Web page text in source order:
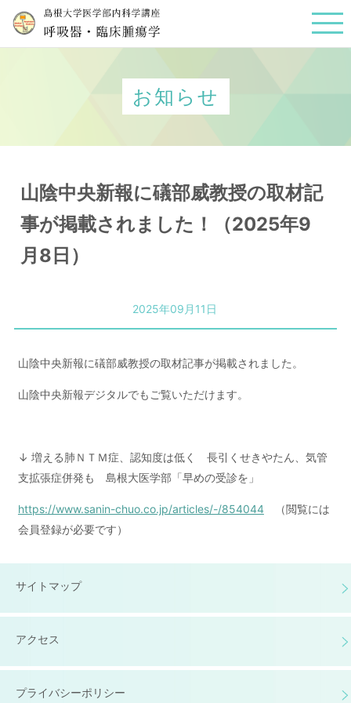
お知らせ
山陰中央新報に礒部威教授の取材記
事が掲載されました！（2025年9
月8日）
2025年09月11日
山陰中央新報に礒部威教授の取材記事が掲載されました。
山陰中央新報デジタルでもご覧いただけます。
↓ 増える肺ＮＴＭ症、認知度は低く 長引くせきやたん、気管
支拡張症併発も 島根大医学部「早めの受診を」
https://www.sanin-chuo.co.jp/articles/-/854044（閲覧には
会員登録が必要です）
サイトマップ
アクセス
プライバシーポリシー